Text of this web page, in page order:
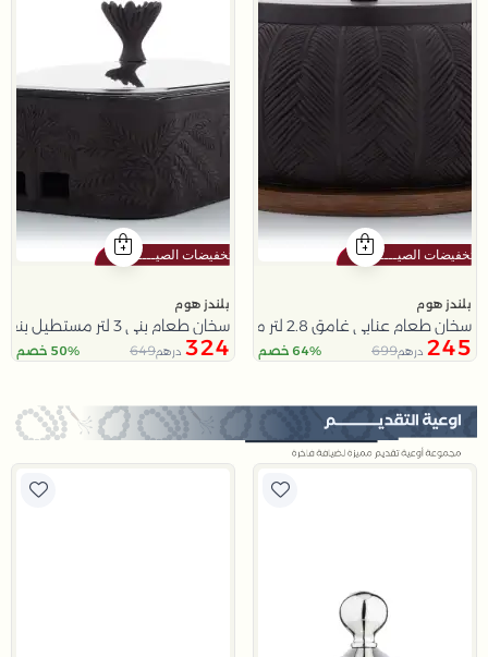
بلندز هوم
سخان طعام عنابي غامق 2.8 لتر مع مقبض نخلة من ملاذ
245 درهم699 64% خصم
بلندز هوم
سخان طعام بني 3 لتر مستطيل بنقش النخلة من ملاذ
324 درهم649 50% خصم